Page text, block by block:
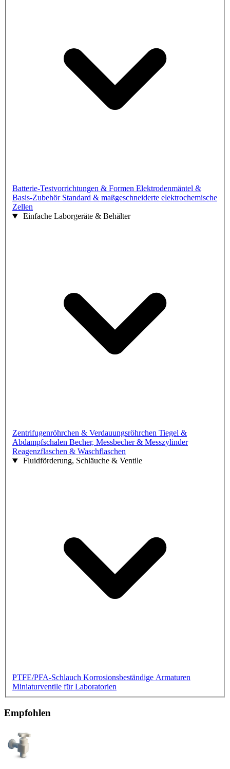
Batterie-Testvorrichtungen & Formen Elektrodenmäntel &
Basis-Zubehör Standard & maßgeschneiderte elektrochemische
Zellen
Einfache Laborgeräte & Behälter
Zentrifugenröhrchen & Verdauungsröhrchen Tiegel &
Abdampfschalen Becher, Messbecher & Messzylinder
Reagenzflaschen & Waschflaschen
Fluidförderung, Schläuche & Ventile
PTFE/PFA-Schlauch Korrosionsbeständige Armaturen
Miniaturventile für Laboratorien
Empfohlen